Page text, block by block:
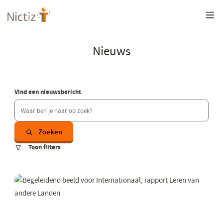
Overslaan
en
Nieuws
Vind een nieuwsbericht
Zoeken
Toon filters